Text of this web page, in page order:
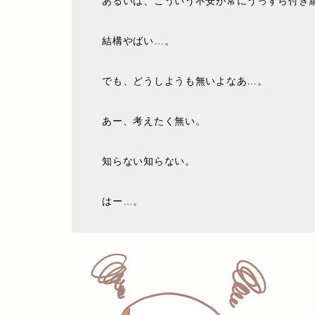
結構やばい…。
でも、どうしようも無いよなあ…。
あー、考えたく無い。
知らない知らない。
はー…。